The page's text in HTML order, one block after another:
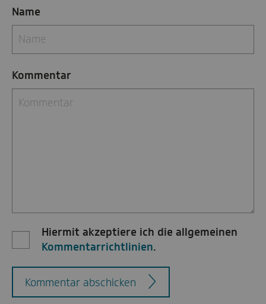
Name
Kommentar
Hiermit akzeptiere ich die allgemeinen
Kommentarrichtlinien.
Kommentar abschicken